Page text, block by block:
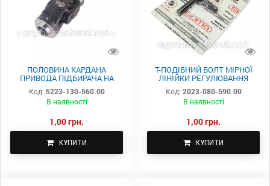
ПОЛОВИНА КАРДАНА
ПРИВОДА ПІДБИРАЧА НА
ПРЕС SIPMA 5223-130-560.00
Код: 5223-130-560.00
В наявності
1,00 грн.
КУПИТИ
Т-ПОДІБНИЙ БОЛТ МІРНОЇ
ЛІНІЙКИ РЕГУЛЮВАННЯ
ДОВЖИНИ ТЮКА ПРЕС-
ПІДБИРАЧІ SIPMA 2023-080-
590.00
Код: 2023-080-590.00
В наявності
1,00 грн.
КУПИТИ